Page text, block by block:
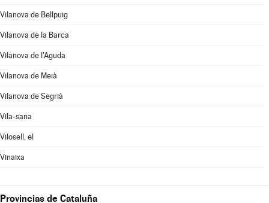
Vilanova de Bellpuig
Vilanova de la Barca
Vilanova de l'Aguda
Vilanova de Meià
Vilanova de Segrià
Vila-sana
Vilosell, el
Vinaixa
Provincias de Cataluña